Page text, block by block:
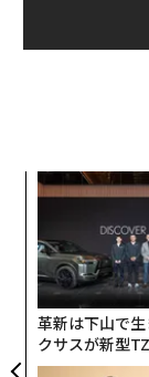
革新は下山で
クサスが新型
た「DISCOVER